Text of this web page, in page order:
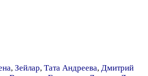
, Зейлар, Тата Андреева, Дмитрий